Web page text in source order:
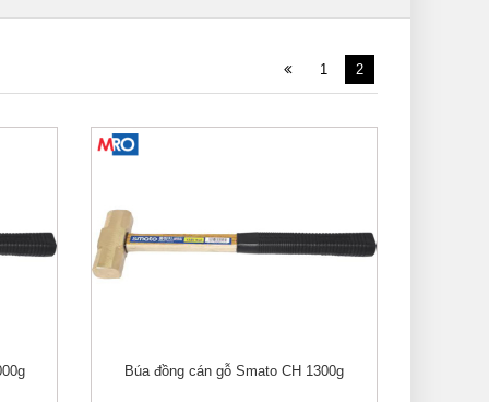
1 2
XEM NHANH
Búa đồng cán gỗ Smato CH 1300g